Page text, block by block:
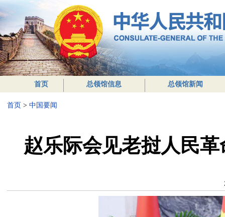
首页 总领馆信息 总领馆新闻
首页 > 中国要闻
赵乐际会见老挝人民